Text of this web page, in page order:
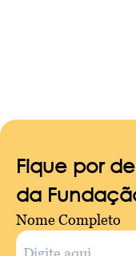
Fique por
da
Nome Completo